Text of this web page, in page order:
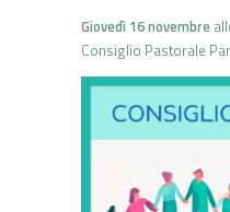
Giovedì 16 novembre
Consiglio Pastorale